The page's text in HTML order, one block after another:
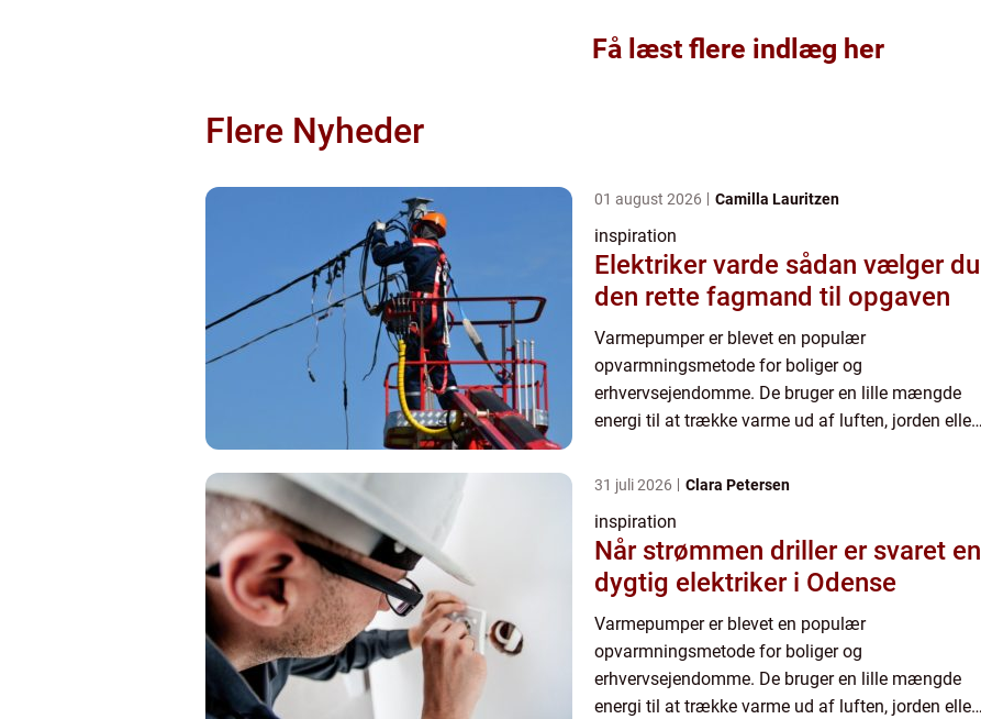
Få læst flere indlæg her
Flere Nyheder
01 august 2026 Camilla Lauritzen
inspiration
Elektriker varde sådan vælger du
den rette fagmand til opgaven
Varmepumper er blevet en populær
opvarmningsmetode for boliger og
erhvervsejendomme. De bruger en lille mængde
energi til at trække varme ud af luften, jorden eller
indendørsrummet. Der er mange fordele ved at
31 juli 2026 Clara Petersen
inspiration
Når strømmen driller er svaret en
dygtig elektriker i Odense
Varmepumper er blevet en populær
opvarmningsmetode for boliger og
erhvervsejendomme. De bruger en lille mængde
energi til at trække varme ud af luften, jorden eller